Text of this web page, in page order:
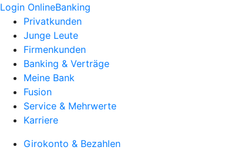
Login OnlineBanking
Privatkunden
Junge Leute
Firmenkunden
Banking & Verträge
Meine Bank
Fusion
Service & Mehrwerte
Karriere
Girokonto & Bezahlen